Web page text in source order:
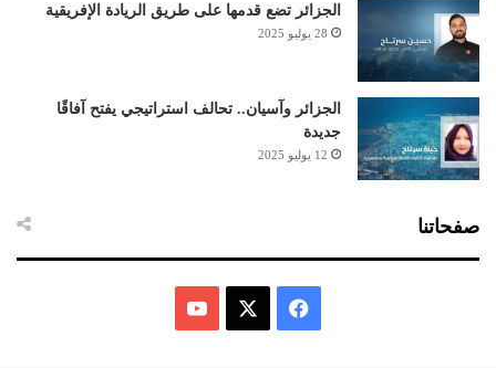
الجزائر تضع قدمها على طريق الريادة الإفريقية
28 يوليو 2025
الجزائر وآسيان.. تحالف استراتيجي يفتح آفاقًا
جديدة
12 يوليو 2025
صفحاتنا